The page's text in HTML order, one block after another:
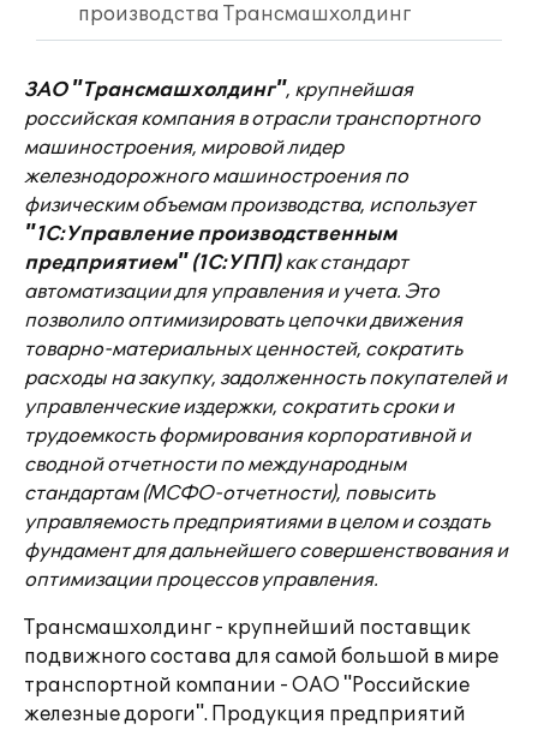
производства Трансмашхолдинг
ЗАО "Трансмашхолдинг", крупнейшая
российская компания в отрасли транспортного
машиностроения, мировой лидер
железнодорожного машиностроения по
физическим объемам производства, использует
"1С:Управление производственным
предприятием" (1С:УПП)как стандарт
автоматизации для управления и учета. Это
позволило оптимизировать цепочки движения
товарно-материальных ценностей, сократить
расходы на закупку, задолженность покупателей и
управленческие издержки, сократить сроки и
трудоемкость формирования корпоративной и
сводной отчетности по международным
стандартам (МСФО-отчетности), повысить
управляемость предприятиями в целом и создать
фундамент для дальнейшего совершенствования и
оптимизации процессов управления.
Трансмашхолдинг - крупнейший поставщик
подвижного состава для самой большой в мире
транспортной компании - ОАО "Российские
железные дороги". Продукция предприятий